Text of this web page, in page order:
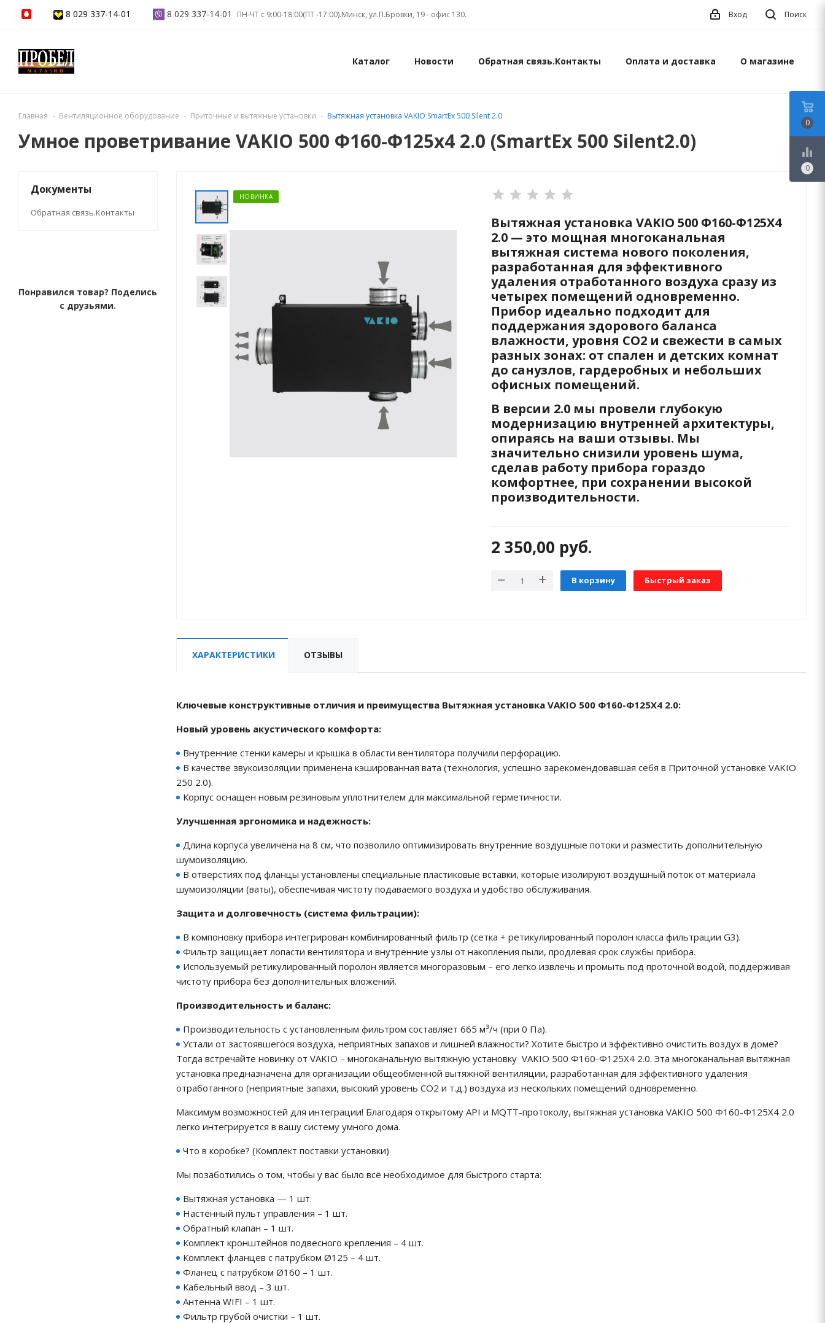
8 029 337-14-01 8 029 337-14-01 ПН-ЧТ с 9:00-18:00(ПТ -17:00).Минск, ул.П.Бровки, 19 - офис 130. Вход Поиск
Каталог Новости Обратная связь.Контакты Оплата и доставка О магазине
0
equalizer
0
Главная Вентиляционное оборудование Приточные и вытяжные установки Вытяжная установка VAKIO SmartEx 500 Silent 2.0
Умное проветривание VAKIO 500 Ф160-Ф125х4 2.0 (SmartEx 500 Silent2.0)
Документы
Обратная связь.Контакты
Понравился товар? Поделись
с друзьями.
НОВИНКА
Вытяжная установка VAKIO 500 Ф160-Ф125Х4
2.0 — это мощная многоканальная
вытяжная система нового поколения,
разработанная для эффективного
удаления отработанного воздуха сразу из
четырех помещений одновременно.
Прибор идеально подходит для
поддержания здорового баланса
влажности, уровня CO2 и свежести в самых
разных зонах: от спален и детских комнат
до санузлов, гардеробных и небольших
офисных помещений.
В версии 2.0 мы провели глубокую
модернизацию внутренней архитектуры,
опираясь на ваши отзывы. Мы
значительно снизили уровень шума,
сделав работу прибора гораздо
комфортнее, при сохранении высокой
производительности.
2 350,00 руб.
В корзину Быстрый заказ
ХАРАКТЕРИСТИКИ ОТЗЫВЫ
Ключевые конструктивные отличия и преимущества Вытяжная установка VAKIO 500 Ф160-Ф125Х4 2.0:
Новый уровень акустического комфорта:
Внутренние стенки камеры и крышка в области вентилятора получили перфорацию.
В качестве звукоизоляции применена кэшированная вата (технология, успешно зарекомендовавшая себя в Приточной установке VAKIO
250 2.0).
Корпус оснащен новым резиновым уплотнителем для максимальной герметичности.
Улучшенная эргономика и надежность:
Длина корпуса увеличена на 8 см, что позволило оптимизировать внутренние воздушные потоки и разместить дополнительную
шумоизоляцию.
В отверстиях под фланцы установлены специальные пластиковые вставки, которые изолируют воздушный поток от материала
шумоизоляции (ваты), обеспечивая чистоту подаваемого воздуха и удобство обслуживания.
Защита и долговечность (система фильтрации):
В компоновку прибора интегрирован комбинированный фильтр (сетка + ретикулированный поролон класса фильтрации G3).
Фильтр защищает лопасти вентилятора и внутренние узлы от накопления пыли, продлевая срок службы прибора.
Используемый ретикулированный поролон является многоразовым – его легко извлечь и промыть под проточной водой, поддерживая
чистоту прибора без дополнительных вложений.
Производительность и баланс:
Производительность с установленным фильтром составляет 665 м³/ч (при 0 Па).
Устали от застоявшегося воздуха, неприятных запахов и лишней влажности? Хотите быстро и эффективно очистить воздух в доме?
Тогда встречайте новинку от VAKIO – многоканальную вытяжную установку VAKIO 500 Ф160-Ф125Х4 2.0. Эта многоканальная вытяжная
установка предназначена для организации общеобменной вытяжной вентиляции, разработанная для эффективного удаления
отработанного (неприятные запахи, высокий уровень CO2 и т.д.) воздуха из нескольких помещений одновременно.
Максимум возможностей для интеграции! Благодаря открытому API и MQTT-протоколу, вытяжная установка VAKIO 500 Ф160-Ф125Х4 2.0
легко интегрируется в вашу систему умного дома.
Что в коробке? (Комплект поставки установки)
Мы позаботились о том, чтобы у вас было всё необходимое для быстрого старта:
Вытяжная установка — 1 шт.
Настенный пульт управления – 1 шт.
Обратный клапан – 1 шт.
Комплект кронштейнов подвесного крепления – 4 шт.
Комплект фланцев с патрубком Ø125 – 4 шт.
Фланец с патрубком Ø160 – 1 шт.
Кабельный ввод – 3 шт.
Антенна WIFI – 1 шт.
Фильтр грубой очистки – 1 шт.